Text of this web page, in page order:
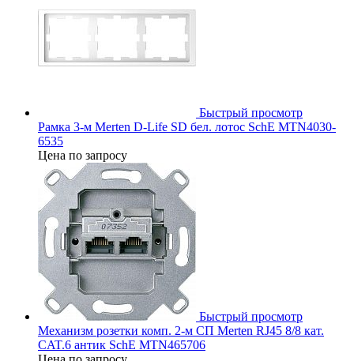
Быстрый просмотр
Рамка 3-м Merten D-Life SD бел. лотос SchE MTN4030-
6535
Цена по запросу
Быстрый просмотр
Механизм розетки комп. 2-м СП Merten RJ45 8/8 кат.
CAT.6 антик SchE MTN465706